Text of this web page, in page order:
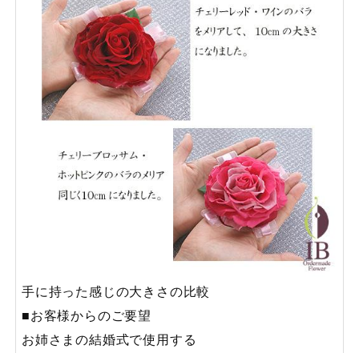
手に持った感じの大きさの比較
■お客様からのご要望
お姉さまの結婚式で使用する